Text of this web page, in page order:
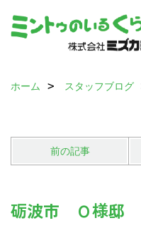
ホーム スタッフブログ
前の記事
砺波市 Ｏ様邸